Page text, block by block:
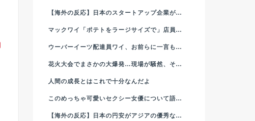
【海外の反応】日本のスタートアップ企業が...
マックワイ「ポテトをラージサイズで」店員...
ウーバーイーツ配達員ワイ、お前らに一言も...
花火大会でまさかの大爆発…現場が騒然、そ...
人間の成長とはこれで十分なんだよ
このめっちゃ可愛いセクシー女優について語...
【海外の反応】日本の円安がアジアの優秀な...